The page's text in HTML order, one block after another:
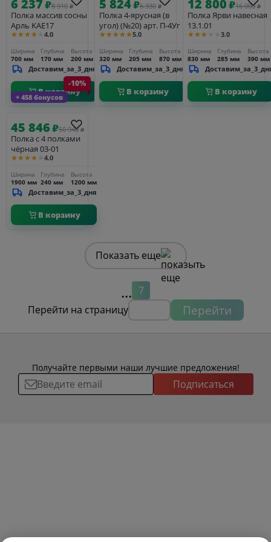
6 237₽8 910 ₽
Полка массив сосны
Арль KAE17
★★★★★ 4.0
Ширина
700 мм
Глубина
170 мм
Высота
200 мм
Доставим_за_3_дня
В корзину
5 824₽6 330 ₽
Полка 4-ярусная (в
угол) (№20) арт. П-4Уг
★★★★★5.0
Ширина
320 мм
Глубина
205 мм
Высота
870 мм
Доставим_за_3_дня
В корзину
12 800₽16 000 ₽
Полка Ярви навесная
13.1.01
★★★★★ 3.0
Ширина
830 мм
Глубина
285 мм
Высота
390 мм
В корзину
+ 458 бонусов
-10%
45 846₽50 940 ₽
Полка с 4 полками
чёрная 03-01
★★★★★ 4.0
Ширина
1900 мм
Глубина
240 мм
Высота
1200 мм
Доставим_за_3_дня
В корзину
Показать еще
... 7
Перейти на страницу
Перейти
Получайте первыми наши лучшие предложения!
Подписаться